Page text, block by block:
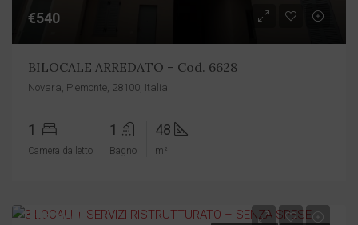
€540
BILOCALE ARREDATO – Cod. 6628
Novara, Piemonte, 28100, Italia
1
Camera da letto
1
Bagno
48
m²
€95.000